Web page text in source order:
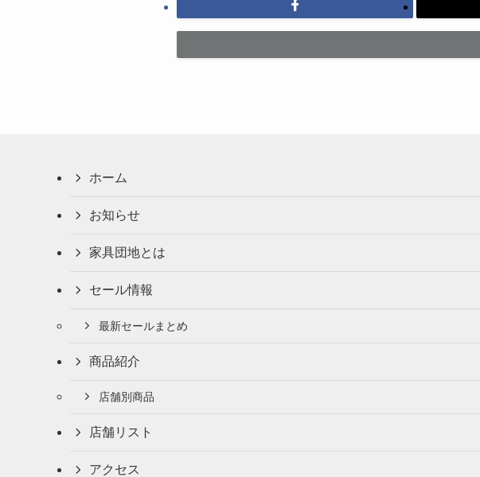
ホーム
お知らせ
家具団地とは
セール情報
最新セールまとめ
商品紹介
店舗別商品
店舗リスト
アクセス